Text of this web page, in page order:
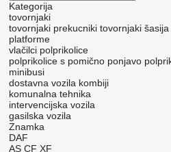
Kategorija
tovornjaki
tovornjaki prekucniki tovornjaki šasija
platforme
vlačilci polprikolice
polprikolice s pomično ponjavo
minibusi
dostavna vozila kombiji
komunalna tehnika
intervencijska vozila
gasilska vozila
Znamka
DAF
AS CF XF